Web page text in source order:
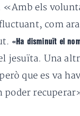
«Amb els
com
«Ha disminuït el
jesuïta. Una
que es va
poder